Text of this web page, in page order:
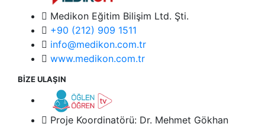
Medikon Eğitim Bilişim Ltd. Şti.
+90 (212) 909 1511
info@medikon.com.tr
www.medikon.com.tr
BİZE ULAŞIN
Proje Koordinatörü: Dr. Mehmet Gökhan